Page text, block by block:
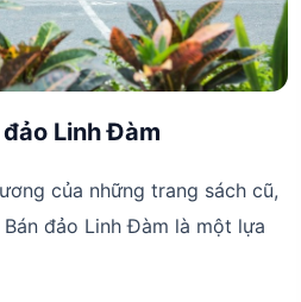
Linh Đàm
của những trang sách cũ,
đảo Linh Đàm là một lựa